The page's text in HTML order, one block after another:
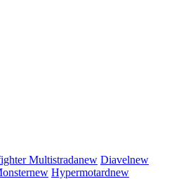
Multistradanew Diavelnew
new Hypermotardnew